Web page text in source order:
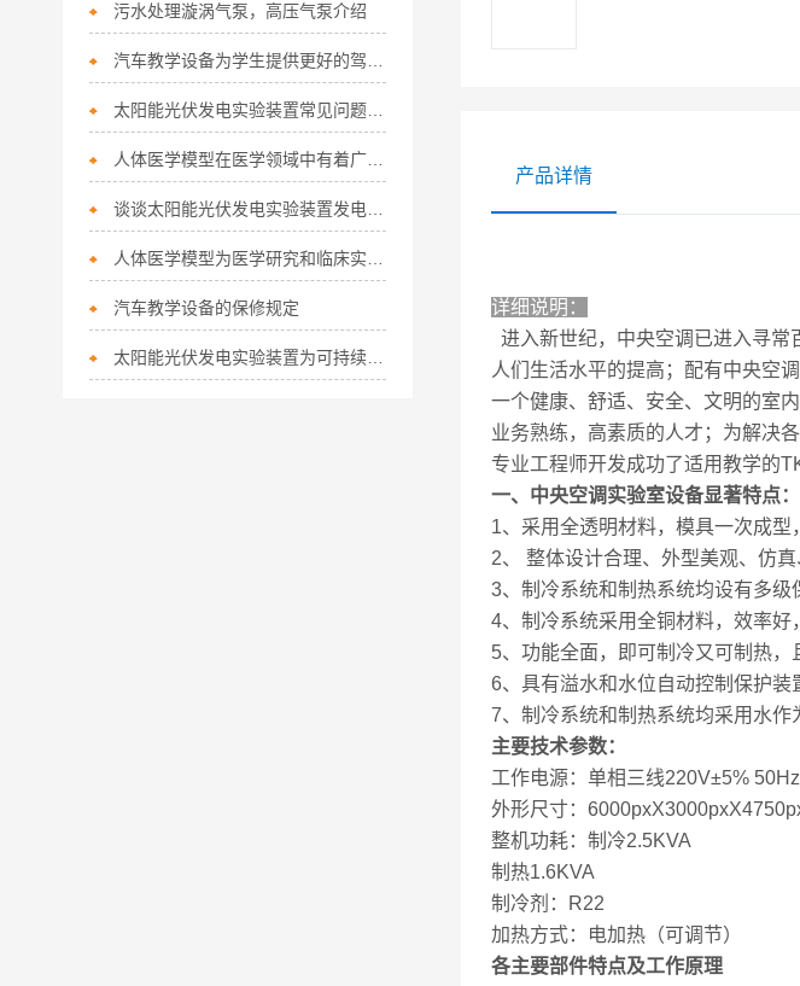
产品详情
详细说明：
进入新世纪，中央空调已进入寻常
人们生活水平的提高；配有中央空
一个健康、舒适、安全、文明的室
业务熟练，高素质的人才；为解决
专业工程师开发成功了适用教学的
一、中央空调实验室设备显著特点：
1、采用全透明材料，模具一次成型
2、
整体设计合理、外型美观、仿真
3、制冷系统和制热系统均设有多级
4、制冷系统采用全铜材料，效率好
5、功能全面，即可制冷又可制热，
6、具有溢水和水位自动控制保护
7、制冷系统和制热系统均采用水作
主要技术参数：
工作电源：单相三线220V±5% 50Hz
外形尺寸：
整机功耗：制冷2.5KVA
制热1.6KVA
制冷剂：
R22
加热方式：电加热（可调节）
各主要部件特点及工作原理
污水处理漩涡气泵，高压气泵介绍
太阳能光伏发电实验装置常见问题排查
人体医学模型在医学领域中有着广泛的应用前景
谈谈太阳能光伏发电实验装置发电的原理和工作方式
汽车教学设备的保修规定